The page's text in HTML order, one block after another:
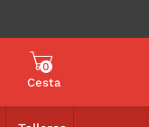
0
Cesta